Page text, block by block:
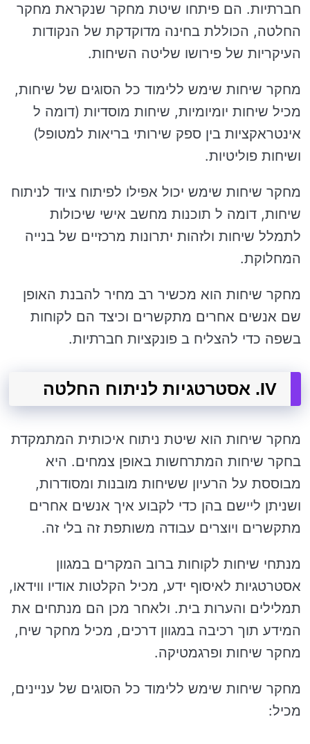
חברתיות. הם פיתחו שיטת מחקר שנקראת מחקר
החלטה, הכוללת בחינה מדוקדקת של הנקודות
העיקריות של פירושו שליטה השיחות.
מחקר שיחות שימש ללימוד כל הסוגים של שיחות,
מכיל שיחות יומיומיות, שיחות מוסדיות (דומה ל
אינטראקציות בין ספק שירותי בריאות למטופל)
ושיחות פוליטיות.
מחקר שיחות שימש יכול אפילו לפיתוח ציוד לניתוח
שיחות, דומה ל תוכנות מחשב אישי שיכולות
לתמלל שיחות ולזהות יתרונות מרכזיים של בנייה
המחלוקת.
מחקר שיחות הוא מכשיר רב מחיר להבנת האופן
שם אנשים אחרים מתקשרים וכיצד הם לקוחות
בשפה כדי להצליח ב פונקציות חברתיות.
IV. אסטרטגיות לניתוח החלטה
מחקר שיחות הוא שיטת ניתוח איכותית המתמקדת
בחקר שיחות המתרחשות באופן צמחים. היא
מבוססת על הרעיון ששיחות מובנות ומסודרות,
ושניתן ליישם בהן כדי לקבוע איך אנשים אחרים
מתקשרים ויוצרים עבודה משותפת זה בלי זה.
מנתחי שיחות לקוחות ברוב המקרים במגוון
אסטרטגיות לאיסוף ידע, מכיל הקלטות אודיו ווידאו,
תמלילים והערות בית. ולאחר מכן הם מנתחים את
המידע תוך רכיבה במגוון דרכים, מכיל מחקר שיח,
מחקר שיחות ופרגמטיקה.
מחקר שיחות שימש ללימוד כל הסוגים של עניינים,
מכיל: